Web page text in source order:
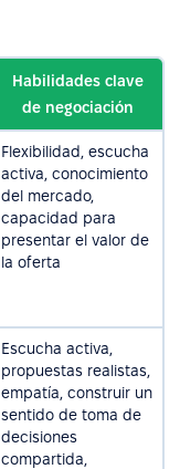
Habilidades clave
de negociación
Flexibilidad, escucha
activa, conocimiento
del mercado,
capacidad para
presentar el valor de
la oferta
Escucha activa,
propuestas realistas,
empatía, construir un
sentido de toma de
decisiones
compartida,